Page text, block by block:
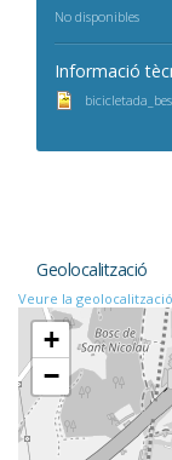
No disponibles
Informació
Geolocalització
Veure la
+
−